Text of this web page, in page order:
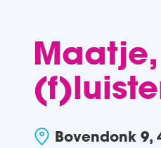
Bovendonk 9,